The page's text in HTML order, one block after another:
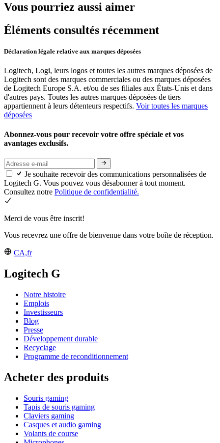
Vous pourriez aussi aimer
Éléments consultés récemment
Déclaration légale relative aux marques déposées
Logitech, Logi, leurs logos et toutes les autres marques déposées de
Logitech sont des marques commerciales ou des marques déposées
de Logitech Europe S.A. et/ou de ses filiales aux États-Unis et dans
d'autres pays. Toutes les autres marques déposées de tiers
appartiennent à leurs détenteurs respectifs. Voir toutes les marques
déposées
Abonnez-vous pour recevoir votre offre spéciale et vos
avantages exclusifs.
Je souhaite recevoir des communications personnalisées de
Logitech G. Vous pouvez vous désabonner à tout moment.
Consultez notre Politique de confidentialité.
Merci de vous être inscrit!
Vous recevrez une offre de bienvenue dans votre boîte de réception.
CA,fr
Logitech G
Notre histoire
Emplois
Investisseurs
Blog
Presse
Développement durable
Recyclage
Programme de reconditionnement
Acheter des produits
Souris gaming
Tapis de souris gaming
Claviers gaming
Casques et audio gaming
Volants de course